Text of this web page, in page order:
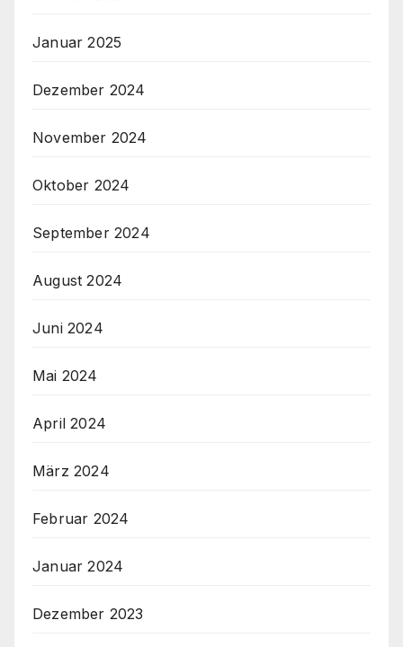
Januar 2025
Dezember 2024
November 2024
Oktober 2024
September 2024
August 2024
Juni 2024
Mai 2024
April 2024
März 2024
Februar 2024
Januar 2024
Dezember 2023